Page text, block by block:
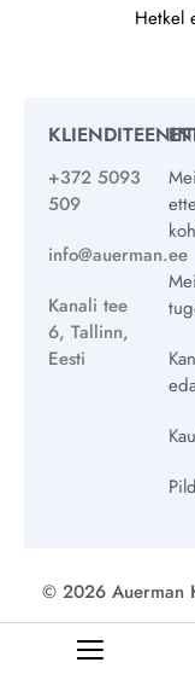
Hetkel
+372 5093
509
info@auerman.ee
Kanali tee
6, Tallinn,
Eesti
© 2026 Auerman